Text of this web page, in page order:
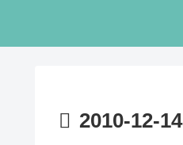
2010-12-14